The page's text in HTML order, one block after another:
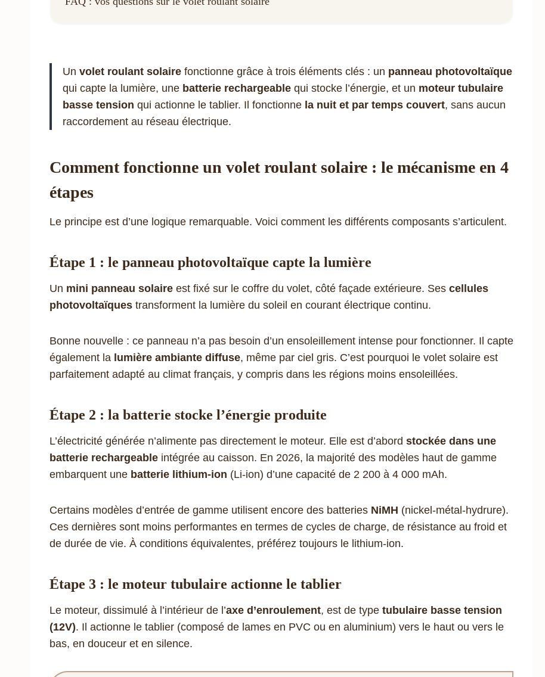
Un volet roulant solaire fonctionne grâce à trois éléments clés : un panneau photovoltaïque
qui capte la lumière, une batterie rechargeable qui stocke l’énergie, et un moteur tubulaire
basse tension qui actionne le tablier. Il fonctionne la nuit et par temps couvert, sans aucun
raccordement au réseau électrique.
Comment fonctionne un volet roulant solaire : le mécanisme en 4
étapes
Le principe est d’une logique remarquable. Voici comment les différents composants s’articulent.
Étape 1 : le panneau photovoltaïque capte la lumière
Un mini panneau solaire est fixé sur le coffre du volet, côté façade extérieure. Ses cellules
photovoltaïques transforment la lumière du soleil en courant électrique continu.
Bonne nouvelle : ce panneau n’a pas besoin d’un ensoleillement intense pour fonctionner. Il capte
également la lumière ambiante diffuse, même par ciel gris. C’est pourquoi le volet solaire est
parfaitement adapté au climat français, y compris dans les régions moins ensoleillées.
Étape 2 : la batterie stocke l’énergie produite
L’électricité générée n’alimente pas directement le moteur. Elle est d’abord stockée dans une
batterie rechargeable intégrée au caisson. En 2026, la majorité des modèles haut de gamme
embarquent une batterie lithium-ion (Li-ion) d’une capacité de 2 200 à 4 000 mAh.
Certains modèles d’entrée de gamme utilisent encore des batteries NiMH (nickel-métal-hydrure).
Ces dernières sont moins performantes en termes de cycles de charge, de résistance au froid et
de durée de vie. À conditions équivalentes, préférez toujours le lithium-ion.
Étape 3 : le moteur tubulaire actionne le tablier
Le moteur, dissimulé à l’intérieur de l’axe d’enroulement, est de type tubulaire basse tension
(12V). Il actionne le tablier (composé de lames en PVC ou en aluminium) vers le haut ou vers le
bas, en douceur et en silence.